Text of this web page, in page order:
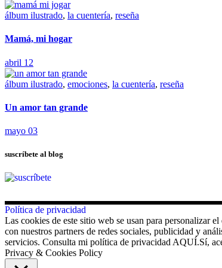
álbum ilustrado, la cuentería, reseña
Mamá, mi hogar
abril 12
álbum ilustrado, emociones, la cuentería, reseña
Un amor tan grande
mayo 03
suscríbete al blog
Política de privacidad
Las cookies de este sitio web se usan para personalizar
con nuestros partners de redes sociales, publicidad y
servicios. Consulta mi política de privacidad AQUÍ.Sí,
Privacy & Cookies Policy